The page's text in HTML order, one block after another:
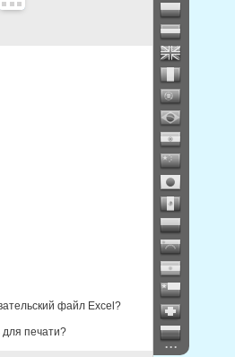
файл Excel?
печати?
...